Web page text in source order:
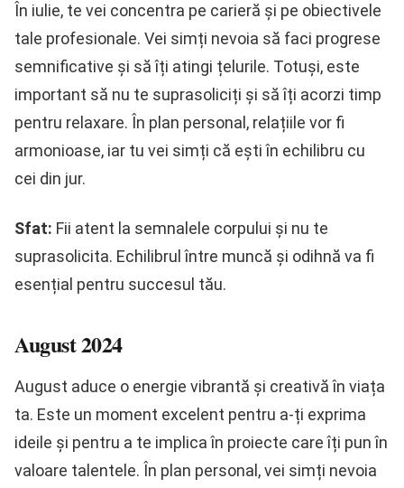
În iulie, te vei concentra pe carieră și pe obiectivele
tale profesionale. Vei simți nevoia să faci progrese
semnificative și să îți atingi țelurile. Totuși, este
important să nu te suprasoliciți și să îți acorzi timp
pentru relaxare. În plan personal, relațiile vor fi
armonioase, iar tu vei simți că ești în echilibru cu
cei din jur.
Sfat: Fii atent la semnalele corpului și nu te
suprasolicita. Echilibrul între muncă și odihnă va fi
esențial pentru succesul tău.
August 2024
August aduce o energie vibrantă și creativă în viața
ta. Este un moment excelent pentru a-ți exprima
ideile și pentru a te implica în proiecte care îți pun în
valoare talentele. În plan personal, vei simți nevoia